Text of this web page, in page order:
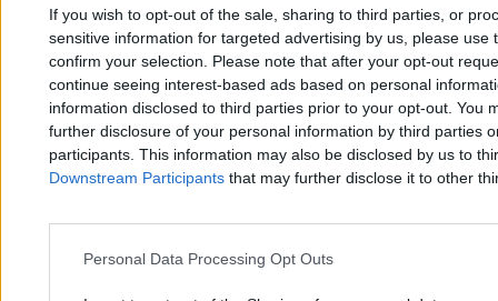
If you wish to opt-out of the sale, sharing to third parties, or
sensitive information for targeted advertising by us, please use
confirm your selection. Please note that after your opt-out
continue seeing interest-based ads based on personal
information disclosed to third parties prior to your opt-out. You
further disclosure of your personal information by third parties
participants. This information may also be disclosed by us to
Downstream Participants that may further disclose it to other
Personal Data Processing Opt Outs